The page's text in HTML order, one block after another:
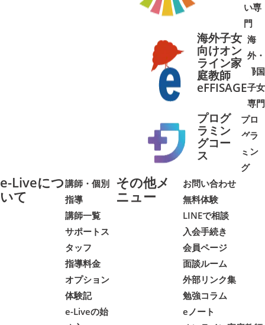
い専
門
海外子女
向けオン
ライン家
庭教師
eFFISAGE
海
外・
帰国
子女
専門
➜➜
プログ
ラミン
グコー
ス
プロ
グラ
ミン
グ
➜➜
e-Liveにつ
いて
講師・個別
指導
講師一覧
サポートス
タッフ
指導料金
オプション
体験記
e-Liveの始
その他メ
ニュー
お問い合わせ
無料体験
LINEで相談
入会手続き
会員ページ
面談ルーム
外部リンク集
勉強コラム
eノート